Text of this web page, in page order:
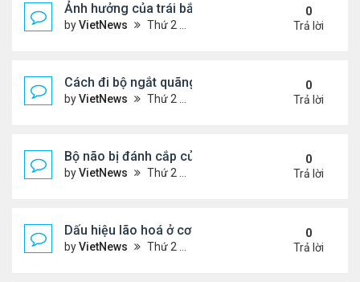
Ảnh hưởng của trái bắp đến hệ tiêu hóa
byVietNews Thứ 2 Tháng 8 08, 2022 1:36 pm
0
Trả lời
Cách đi bộ ngắt quãng giúp giảm cân
byVietNews Thứ 2 Tháng 8 08, 2022 1:34 pm
0
Trả lời
Bộ não bị đánh cắp của Einstein
byVietNews Thứ 2 Tháng 8 08, 2022 1:29 pm
0
Trả lời
Dấu hiệu lão hoá ở cơ quan sinh dục nam
byVietNews Thứ 2 Tháng 8 08, 2022 12:21 pm
0
Trả lời